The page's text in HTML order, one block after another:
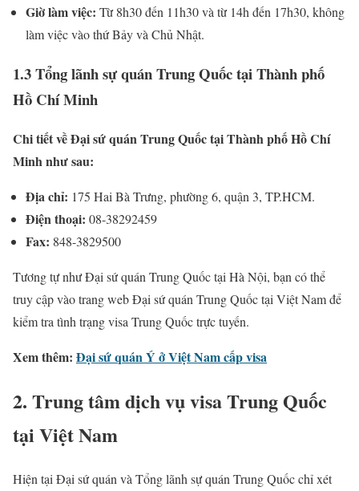
Giờ làm việc: Từ 8h30 đến 11h30 và từ 14h đến 17h30, không
làm việc vào thứ Bảy và Chủ Nhật.
1.3 Tổng lãnh sự quán Trung Quốc tại Thành phố
Hồ Chí Minh
Chi tiết về Đại sứ quán Trung Quốc tại Thành phố Hồ Chí
Minh như sau:
Địa chỉ: 175 Hai Bà Trưng, phường 6, quận 3, TP.HCM.
Điện thoại: 08-38292459
Fax: 848-3829500
Tương tự như Đại sứ quán Trung Quốc tại Hà Nội, bạn có thể
truy cập vào trang web Đại sứ quán Trung Quốc tại Việt Nam để
kiểm tra tình trạng visa Trung Quốc trực tuyến.
Xem thêm: Đại sứ quán Ý ở Việt Nam cấp visa
2. Trung tâm dịch vụ visa Trung Quốc
tại Việt Nam
Hiện tại Đại sứ quán và Tổng lãnh sự quán Trung Quốc chỉ xét